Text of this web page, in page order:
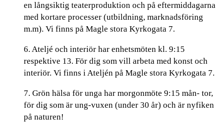
en långsiktig teaterproduktion och på eftermiddagarna
med kortare processer (utbildning, marknadsföring
m.m). Vi finns på Magle stora Kyrkogata 7.
6. Ateljé och interiör har enhetsmöten kl. 9:15
respektive 13. För dig som vill arbeta med konst och
interiör. Vi finns i Ateljén på Magle stora Kyrkogata 7.
7. Grön hälsa för unga har morgonmöte 9:15 mån- tor,
för dig som är ung-vuxen (under 30 år) och är nyfiken
på naturen!